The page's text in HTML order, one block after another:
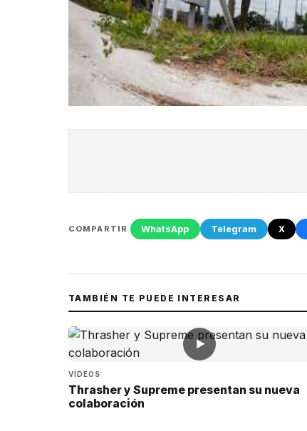
COMPARTIR WhatsApp Telegram X
TAMBIÉN TE PUEDE INTERESAR
▶
VÍDEOS
Thrasher y Supreme presentan su nueva
colaboración